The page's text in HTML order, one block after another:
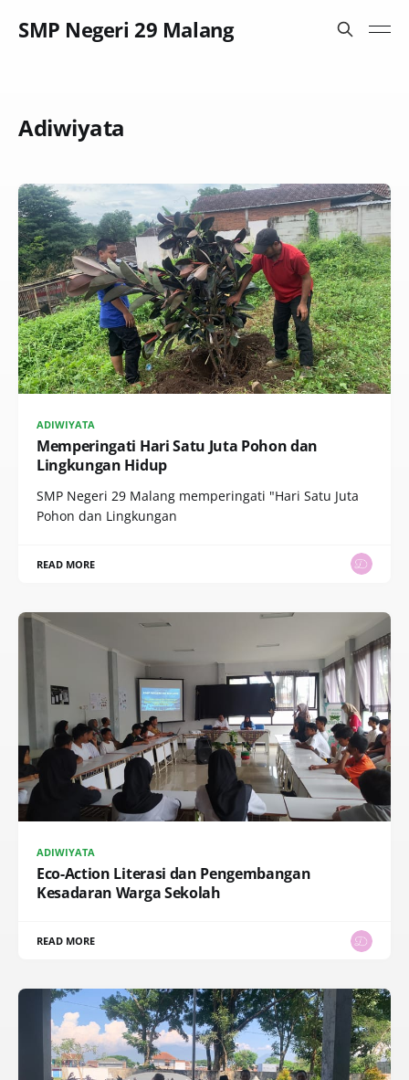
SMP Negeri 29 Malang
Adiwiyata
ADIWIYATA
Memperingati Hari Satu Juta Pohon dan
Lingkungan Hidup
SMP Negeri 29 Malang memperingati "Hari Satu Juta
Pohon dan Lingkungan
READ MORE
ADIWIYATA
Eco-Action Literasi dan Pengembangan
Kesadaran Warga Sekolah
READ MORE